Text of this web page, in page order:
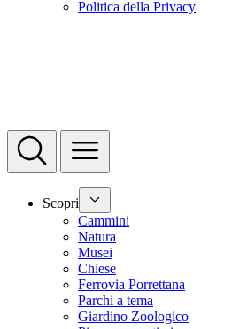
Politica della Privacy
Scopri
Cammini
Natura
Musei
Chiese
Ferrovia Porrettana
Parchi a tema
Giardino Zoologico